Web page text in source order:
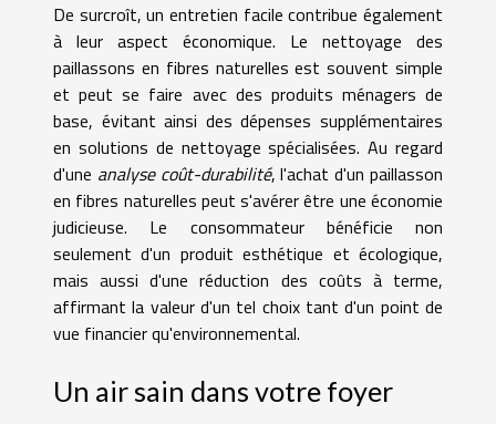
De surcroît, un entretien facile contribue également
à leur aspect économique. Le nettoyage des
paillassons en fibres naturelles est souvent simple
et peut se faire avec des produits ménagers de
base, évitant ainsi des dépenses supplémentaires
en solutions de nettoyage spécialisées. Au regard
d'une analyse coût-durabilité, l'achat d'un paillasson
en fibres naturelles peut s'avérer être une économie
judicieuse. Le consommateur bénéficie non
seulement d'un produit esthétique et écologique,
mais aussi d'une réduction des coûts à terme,
affirmant la valeur d'un tel choix tant d'un point de
vue financier qu'environnemental.
Un air sain dans votre foyer